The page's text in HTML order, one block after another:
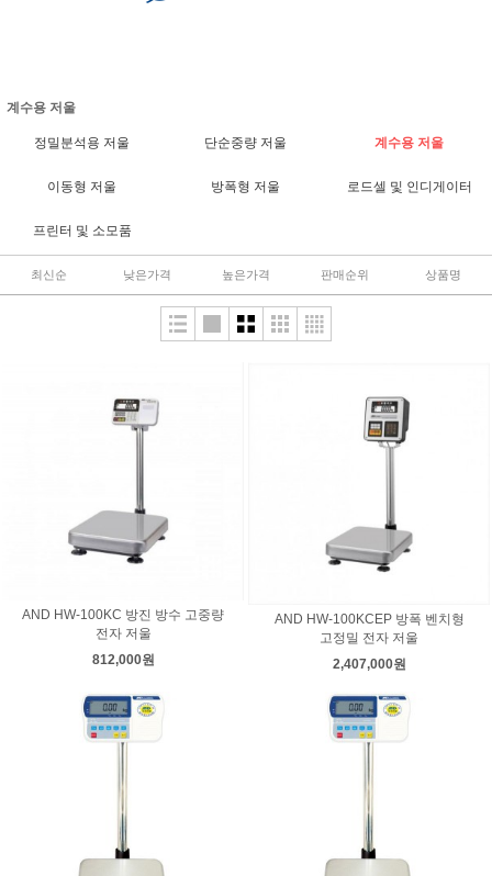
계수용 저울
정밀분석용 저울 단순중량 저울 계수용 저울
이동형 저울 방폭형 저울 로드셀 및 인디게이터
프린터 및 소모품
최신순 낮은가격 높은가격 판매순위 상품명
AND HW-100KC 방진 방수 고중량
전자 저울
812,000원
AND HW-100KCEP 방폭 벤치형
고정밀 전자 저울
2,407,000원